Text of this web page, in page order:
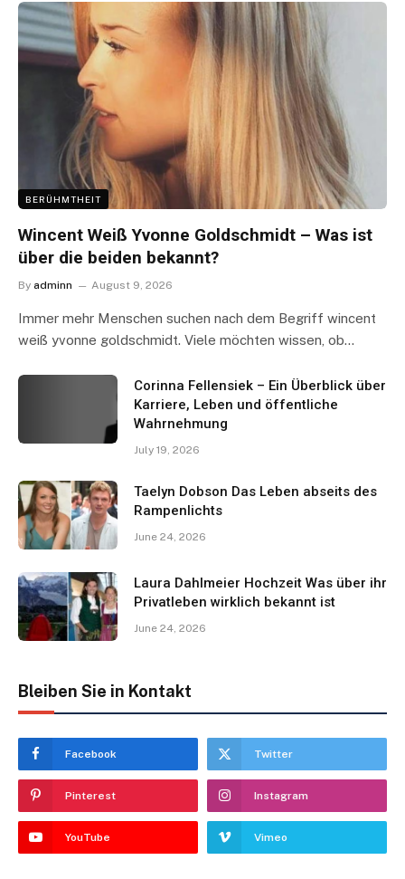
BERÜHMTHEIT
Wincent Weiß Yvonne Goldschmidt – Was ist
über die beiden bekannt?
By adminn August 9, 2026
Immer mehr Menschen suchen nach dem Begriff wincent
weiß yvonne goldschmidt. Viele möchten wissen, ob…
Corinna Fellensiek – Ein Überblick über
Karriere, Leben und öffentliche
Wahrnehmung
July 19, 2026
Taelyn Dobson Das Leben abseits des
Rampenlichts
June 24, 2026
Laura Dahlmeier Hochzeit Was über ihr
Privatleben wirklich bekannt ist
June 24, 2026
Bleiben Sie in Kontakt
Facebook Twitter
Pinterest Instagram
YouTube Vimeo